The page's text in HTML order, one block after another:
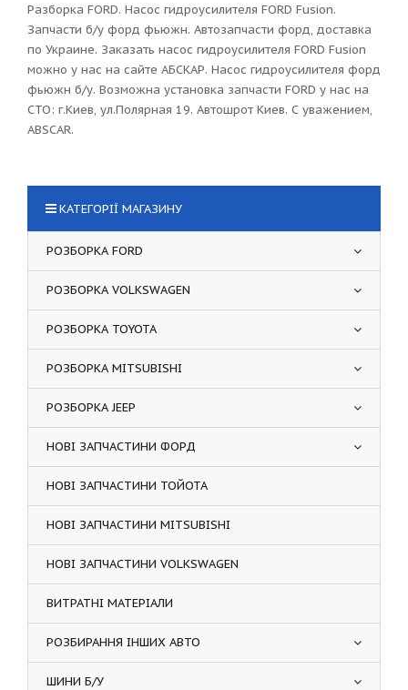
Разборка FORD. Насос гидроусилителя FORD Fusion.
Запчасти б/у форд фьюжн. Автозапчасти форд, доставка
по Украине. Заказать насос гидроусилителя FORD Fusion
можно у нас на сайте АБСКАР. Насос гидроусилителя форд
фьюжн б/у. Возможна установка запчасти FORD у нас на
СТО: г.Киев, ул.Полярная 19. Автошрот Киев. С уважением,
ABSCAR.
КАТЕГОРІЇ МАГАЗИНУ
РОЗБОРКА FORD
РОЗБОРКА VOLKSWAGEN
РОЗБОРКА TOYOTA
РОЗБОРКА MITSUBISHI
РОЗБОРКА JEEP
НОВІ ЗАПЧАСТИНИ ФОРД
НОВІ ЗАПЧАСТИНИ ТОЙОТА
НОВІ ЗАПЧАСТИНИ MITSUBISHI
НОВІ ЗАПЧАСТИНИ VOLKSWAGEN
ВИТРАТНІ МАТЕРІАЛИ
РОЗБИРАННЯ ІНШИХ АВТО
ШИНИ Б/У